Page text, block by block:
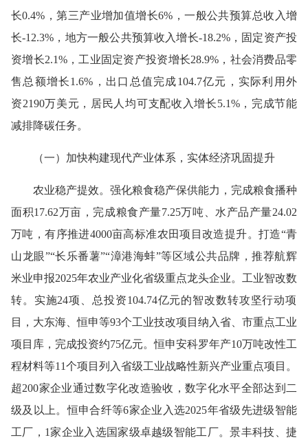
长0.4%，第三产业增加值增长6%，一般公共预算总收入增
长-1 2.3%，地方一般公共预算收入增长-18.2%，固定资产投
资增长2.1%，工业固定资产投资增长28.9%，社会消费品零
售总额增长1.6%，出口总值完成104.7亿元，实际利用外
资2190万美元，居民人均可支配收入增长5.1%，完成节能
减排降碳任务。
（一） 加快构建现代产业体系，实体经济巩固提升
农业稳产提效。 强化粮食稳产保供能力，完成粮食播种
面积17.62万亩，完成粮食产量7.25万吨、水产品产量24.02
万吨，有序推进4000亩高标准农田项目改造提升。打造“青
山龙眼”“长乐番薯”“漳港海蚌”等区域公共品牌，推荐航辉
米业申报2025年农业产业化省级重点龙头企业。 工业智改数
转。 实施24项、总投资104.74亿元的智改数转攻坚行动项
目，大东海、恒申等93个工业技改项目纳入省、市重点工业
项目库，完成投资约75亿元。恒申安科罗年产10万吨改性工
程材料等11个项目列入省级工业战略性新兴产业重点项目。
超200家企业通过数字化改造验收，数字化水平全部达到二
级及以上。恒申合纤等6家企业入选2025年省级先进级智能
工厂，1家企业入选国家级卓越级智能工厂。景丰科技、捷